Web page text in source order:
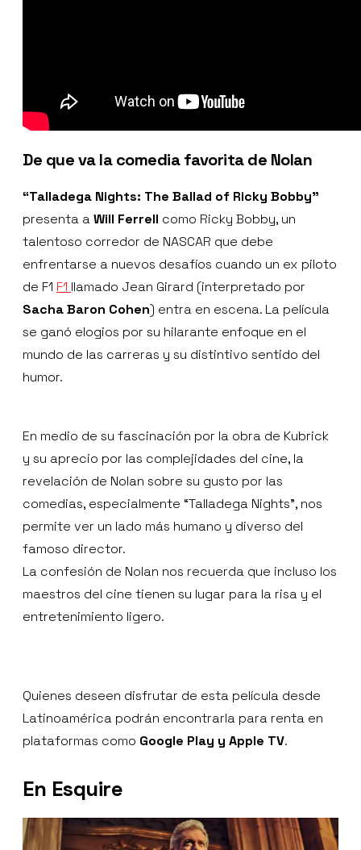
De que va la comedia favorita de Nolan
“Talladega Nights: The Ballad of Ricky Bobby”
presenta aWill Ferrell como Ricky Bobby, un
talentoso corredor de NASCAR que debe
enfrentarse a nuevos desafíos cuando un ex piloto
de F1 F1 llamado Jean Girard (interpretado por
Sacha Baron Cohen) entra en escena. La película
se ganó elogios por su hilarante enfoque en el
mundo de las carreras y su distintivo sentido del
humor.
En medio de su fascinación por la obra de Kubrick
y su aprecio por las complejidades del cine, la
revelación de Nolan sobre su gusto por las
comedias, especialmente “Talladega Nights”, nos
permite ver un lado más humano y diverso del
famoso director.
La confesión de Nolan nos recuerda que incluso los
maestros del cine tienen su lugar para la risa y el
entretenimiento ligero.
Quienes deseen disfrutar de esta película desde
Latinoamérica podrán encontrarla para renta en
plataformas como Google Play y Apple TV.
En Esquire